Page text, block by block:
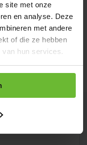
site met onze
en analyse. Deze
met andere
of die ze hebben
hun services.
stuk en bespaar 10%